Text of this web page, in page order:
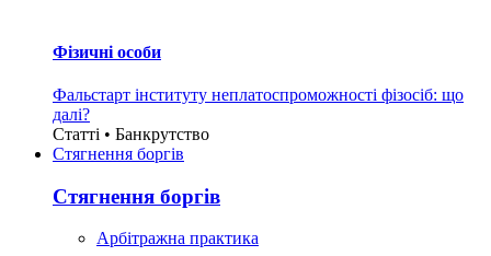
Фізичні особи
Фальстарт інституту неплатоспроможності фізосіб: що
далі?
Статті • Банкрутство
Стягнення боргiв
Стягнення боргiв
Арбітражна практика